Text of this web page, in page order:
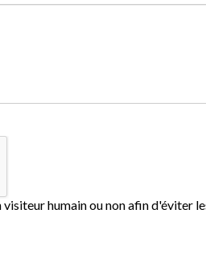
humain ou non afin d'éviter